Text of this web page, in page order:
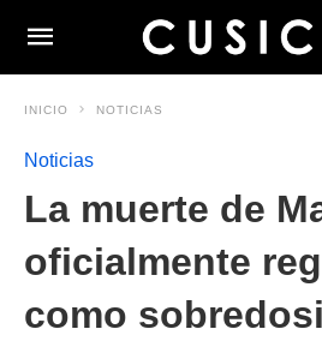
INICIO NOTICIAS
Noticias
La muerte de
oficialmente
como